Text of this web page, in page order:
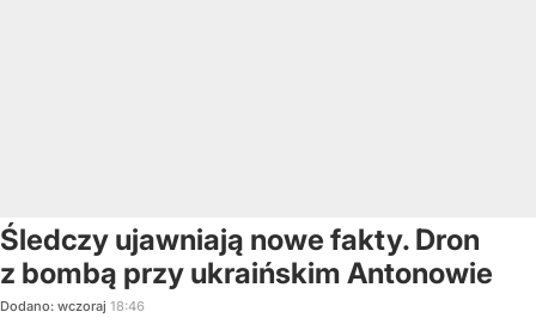
Śledczy ujawniają nowe fakty. Dron
z bombą przy ukraińskim Antonowie
Dodano: wczoraj 18:46